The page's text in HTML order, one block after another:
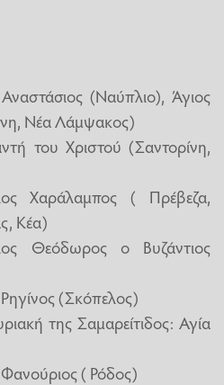
(Ναύπλιο), Άγιος
Νέα Λάμψακος)
του Χριστού (Σαντορίνη,
Χαράλαμπος ( Πρέβεζα,
Κέα)
Θεόδωρος ο Βυζάντιος
(Σκόπελος)
της Σαμαρείτιδος: Αγία
( Ρόδος)